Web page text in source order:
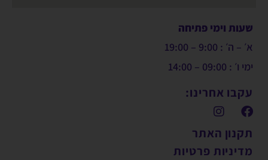
שעות וימי פתיחה
א׳ – ה׳ : 9:00 – 19:00
ימי ו׳ : 09:00 – 14:00
עקבו אחרינו:
תקנון האתר
מדיניות פרטיות